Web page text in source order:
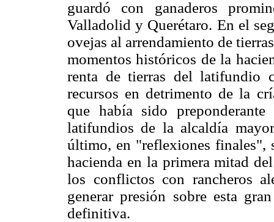
guardó con ganaderos
Valladolid y Querétaro. En el
ovejas al arrendamiento de
momentos históricos de la
renta de tierras del latifundio
recursos en detrimento de la
que había sido
latifundios de la alcaldía
último, en "reflexiones finales",
hacienda en la primera mitad
los conflictos con rancheros
generar presión sobre esta
definitiva.